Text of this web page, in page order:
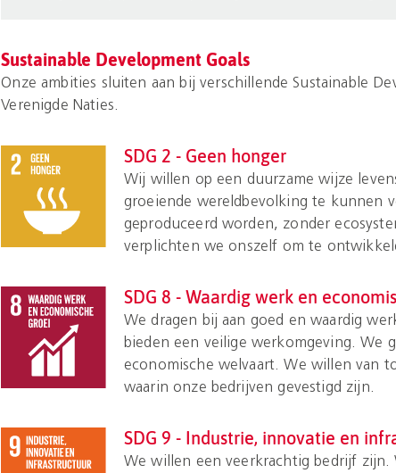
Sustainable Development Goals
Onze ambities sluiten aan bij verschillende Sustainable
Verenigde Naties.
SDG 2 - Geen honger
Wij willen op een duurzame wijze
groeiende wereldbevolking te kunnen
geproduceerd worden, zonder
verplichten we onszelf om te
SDG 8 - Waardig werk en
We dragen bij aan goed en waardig
bieden een veilige werkomgeving. We
economische welvaart. We willen van
waarin onze bedrijven gevestigd zijn.
SDG 9 - Industrie, innovatie en
We willen een veerkrachtig bedrijf zijn.